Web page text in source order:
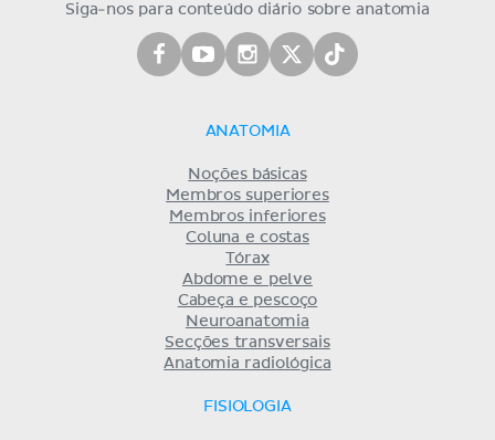
Siga-nos para conteúdo diário sobre anatomia
ANATOMIA
Noções básicas
Membros superiores
Membros inferiores
Coluna e costas
Tórax
Abdome e pelve
Cabeça e pescoço
Neuroanatomia
Secções transversais
Anatomia radiológica
FISIOLOGIA